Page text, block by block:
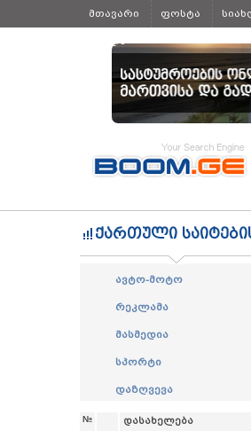
მთავარი ფოსტა
ყველა
ქართული
ავტო-მოტო
რეკლამა
მასმედია
სპორტი
დაზღვევა
№ დასახელება